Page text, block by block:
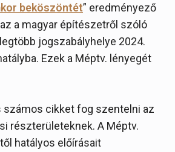
beköszöntét” eredményező
a magyar építészetről szóló
jogszabályhelye 2024.
Ezek a Méptv. lényegét
számos cikket fog szentelni az
részterületeknek. A Méptv.
hatályos előírásait